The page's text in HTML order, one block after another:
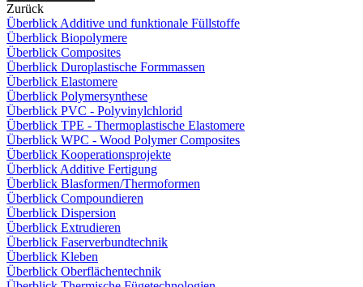
Zurück
Überblick Additive und funktionale Füllstoffe
Überblick Biopolymere
Überblick Composites
Überblick Duroplastische Formmassen
Überblick Elastomere
Überblick Polymersynthese
Überblick PVC - Polyvinylchlorid
Überblick TPE - Thermoplastische Elastomere
Überblick WPC - Wood Polymer Composites
Überblick Kooperationsprojekte
Überblick Additive Fertigung
Überblick Blasformen/Thermoformen
Überblick Compoundieren
Überblick Dispersion
Überblick Extrudieren
Überblick Faserverbundtechnik
Überblick Kleben
Überblick Oberflächentechnik